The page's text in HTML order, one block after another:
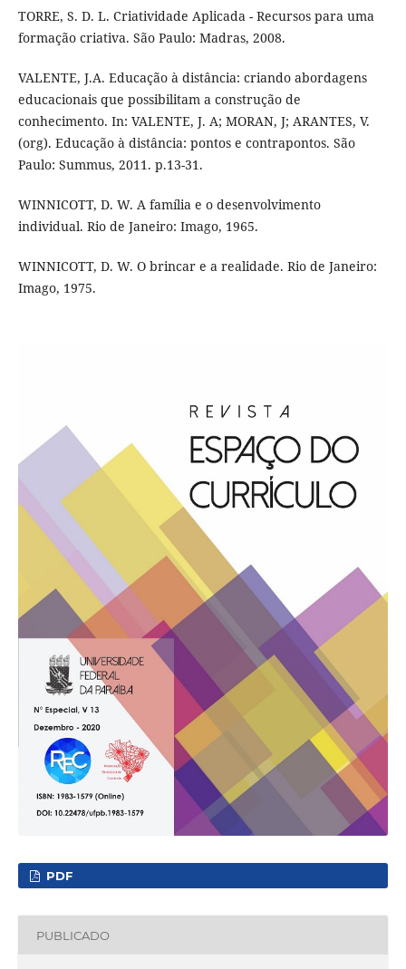
TORRE, S. D. L. Criatividade Aplicada - Recursos para uma
formação criativa. São Paulo: Madras, 2008.
VALENTE, J.A. Educação à distância: criando abordagens
educacionais que possibilitam a construção de
conhecimento. In: VALENTE, J. A; MORAN, J; ARANTES, V.
(org). Educação à distância: pontos e contrapontos. São
Paulo: Summus, 2011. p.13-31.
WINNICOTT, D. W. A família e o desenvolvimento
individual. Rio de Janeiro: Imago, 1965.
WINNICOTT, D. W. O brincar e a realidade. Rio de Janeiro:
Imago, 1975.
PDF
PUBLICADO